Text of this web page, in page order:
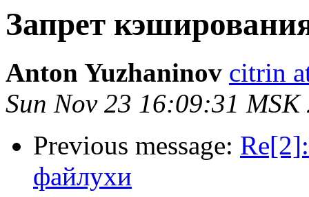
Запрет
Anton Yuzhaninov citrin
Sun Nov 23 16:09:31 MSK
Previous message:
файлухи